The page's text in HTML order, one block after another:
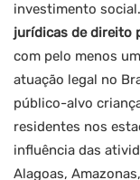
investimento
jurídicas de direito
com pelo menos
atuação legal no
público-alvo
residentes nos
influência das
Alagoas,